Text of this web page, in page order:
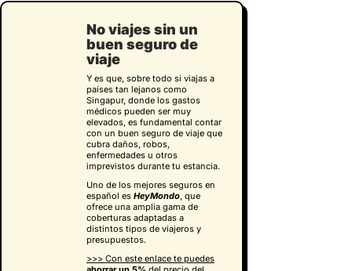
No viajes sin un
buen seguro de
viaje
Y es que, sobre todo si viajas a
países tan lejanos como
Singapur, donde los gastos
médicos pueden ser muy
elevados, es fundamental contar
con un buen seguro de viaje que
cubra daños, robos,
enfermedades u otros
imprevistos durante tu estancia.
Uno de los mejores seguros en
español es HeyMondo, que
ofrece una amplia gama de
coberturas adaptadas a
distintos tipos de viajeros y
presupuestos.
>>> Con este enlace te puedes